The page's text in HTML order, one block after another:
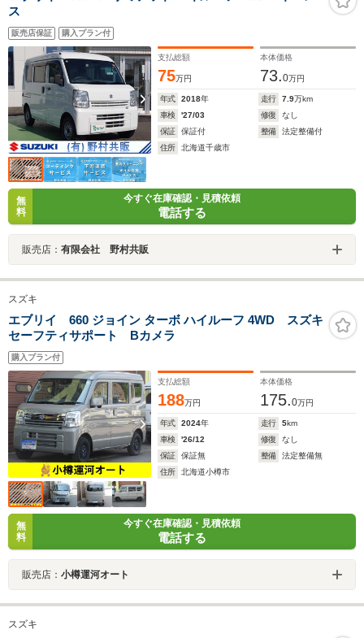
ス
販売店保証 購入プラン付
支払総額
75万円
本体価格
73.0万円
年式 2018年 走行 7.9万km
車検
'27/03 修復
なし
保証
保証付 整備
法定整備付
住所
北海道千歳市
無
料
今すぐ在庫確認・見積依頼
電話する
販売店： 有限会社 野村共販
スズキ
エブリイ 660 ジョイン ターボ ハイルーフ 4WD スズキ
セーフティサポート Bカメラ
購入プラン付
支払総額
188万円
本体価格
175.0万円
年式 2024年 走行 5km
車検
'26/12 修復
なし
保証
保証無 整備
法定整備無
住所
北海道小樽市
無
料
今すぐ在庫確認・見積依頼
電話する
販売店： 小樽運河オート
スズキ